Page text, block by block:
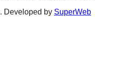
Developed by SuperWeb